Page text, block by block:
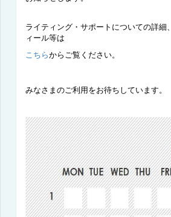
ライティング・サポートについての詳細、
ィール等は
こちらからご覧ください。
みなさまのご利用をお待ちしています。